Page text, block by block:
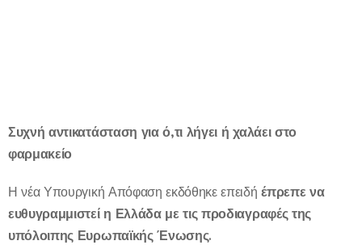
Συχνή αντικατάσταση για ό,τι λήγει ή χαλάει στο
φαρμακείο
Η νέα Υπουργική Απόφαση εκδόθηκε επειδήέπρεπε να
ευθυγραμμιστεί η Ελλάδα με τις προδιαγραφές της
υπόλοιπης Ευρωπαϊκής Ένωσης.